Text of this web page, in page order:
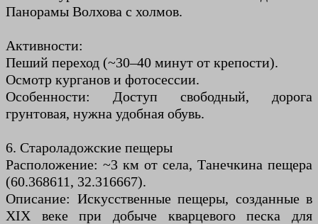
Панорамы Волхова с холмов.
Активности:
Пеший переход (~30–40 минут от крепости).
Осмотр курганов и фотосессии.
Особенности: Доступ свободный, дорога
грунтовая, нужна удобная обувь.
6. Староладожские пещеры
Расположение: ~3 км от села, Танечкина пещера
(60.368611, 32.316667).
Описание: Искусственные пещеры, созданные в
XIX веке при добыче кварцевого песка для